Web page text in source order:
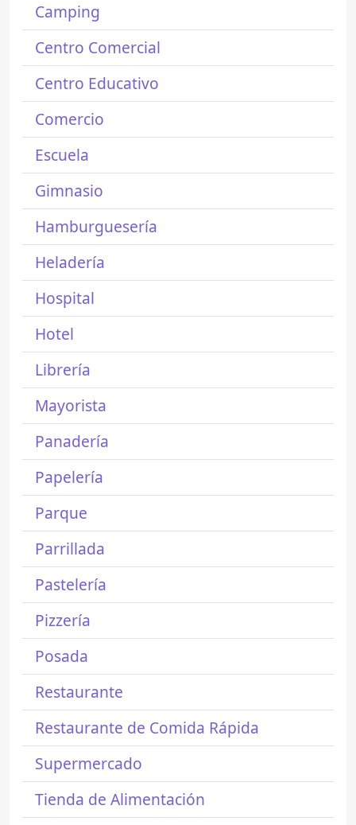
Camping
Centro Comercial
Centro Educativo
Comercio
Escuela
Gimnasio
Hamburguesería
Heladería
Hospital
Hotel
Librería
Mayorista
Panadería
Papelería
Parque
Parrillada
Pastelería
Pizzería
Posada
Restaurante
Restaurante de Comida Rápida
Supermercado
Tienda de Alimentación